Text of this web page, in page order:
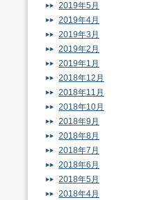
2019年5月
2019年4月
2019年3月
2019年2月
2019年1月
2018年12月
2018年11月
2018年10月
2018年9月
2018年8月
2018年7月
2018年6月
2018年5月
2018年4月